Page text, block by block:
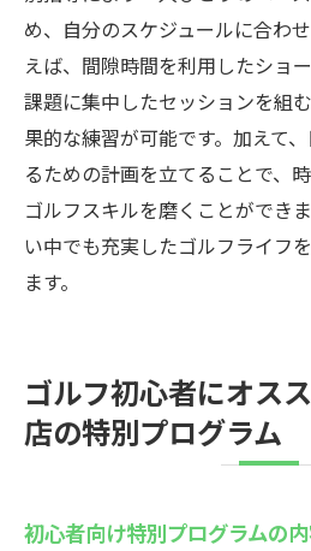
め、自分のスケジュールに合わ
えば、間隙時間を利用したショ
課題に集中したセッションを組
果的な練習が可能です。加えて
るための計画を立てることで、
ゴルフスキルを磨くことができ
い中でも充実したゴルフライフ
ます。
ゴルフ初心者にオス
店の特別プログラム
初心者向け特別プログラムの